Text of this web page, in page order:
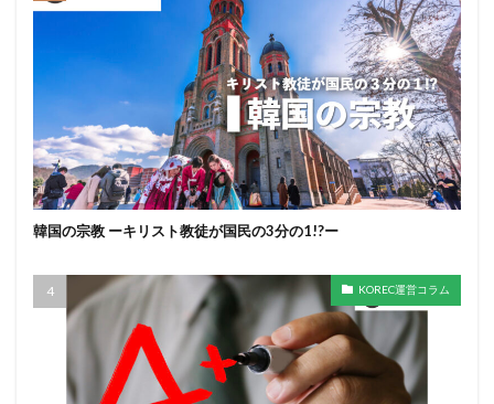
韓国の宗教 ーキリスト教徒が国民の3分の1!?ー
KOREC運営コラム